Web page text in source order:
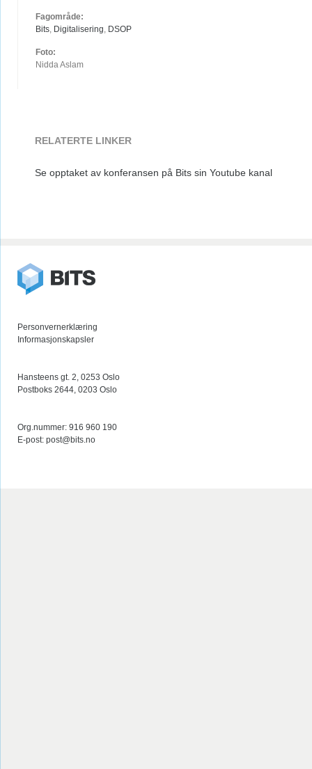
Fagområde:
Bits, Digitalisering, DSOP
Foto:
Nidda Aslam
RELATERTE LINKER
Se opptaket av konferansen på Bits sin Youtube kanal
Personvernerklæring
Informasjonskapsler
Hansteens gt. 2, 0253 Oslo
Postboks 2644, 0203 Oslo
Org.nummer: 916 960 190
E-post: post@bits.no